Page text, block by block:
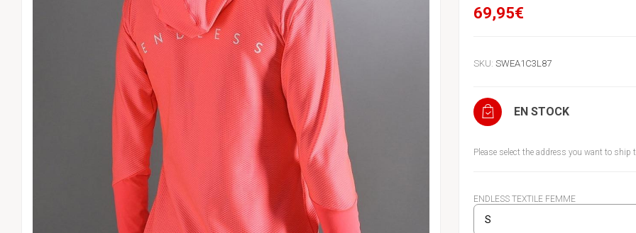
69,95€
SKU: SWEA1C3L87
EN STOCK
Please select the address you want to ship
ENDLESS TEXTILE FEMME